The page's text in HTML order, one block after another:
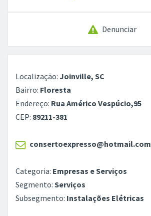
Denunciar
Localização: Joinville, SC
Bairro: Floresta
Endereço: Rua Américo Vespúcio,95
CEP: 89211-381
consertoexpresso@hotmail.com
Categoria: Empresas e Serviços
Segmento: Serviços
Subsegmento: Instalações Elétricas